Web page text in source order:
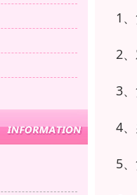
1
2
3
4
5